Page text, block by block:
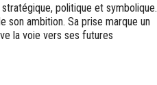
politique et symbolique.
son ambition. Sa prise marque un
la voie vers ses futures